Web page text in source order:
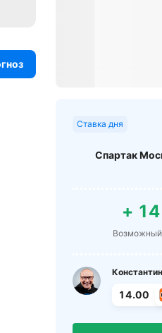
Ставка дня
Спартак
+
14.00